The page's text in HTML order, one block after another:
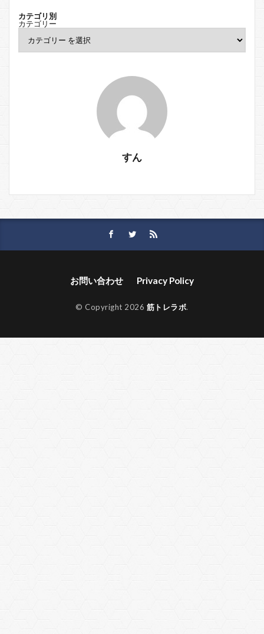
カテゴリ別
カテゴリー
すん
お問い合わせ Privacy Policy
© Copyright 2026 筋トレラボ.